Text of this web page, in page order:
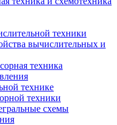
техники
вычислительных и
техника
технике
техники
схемы